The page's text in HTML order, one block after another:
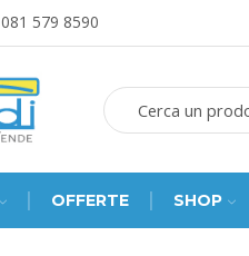
081 579 8590
OFFERTE SHOP